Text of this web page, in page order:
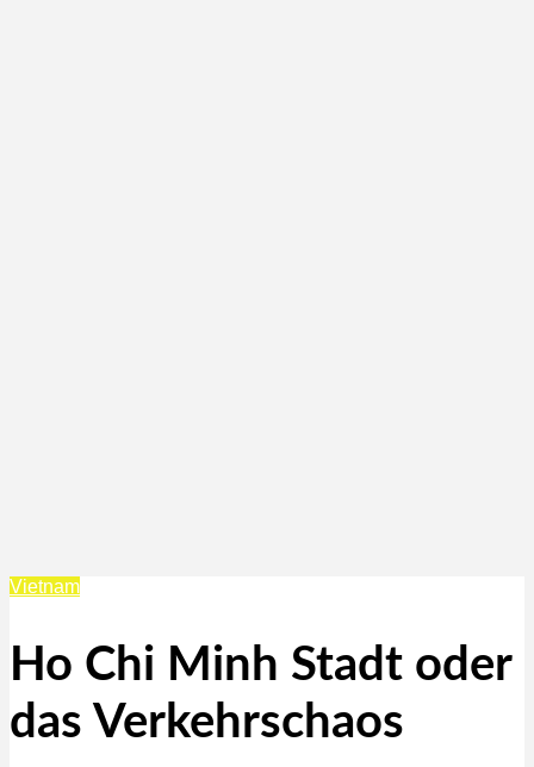
Vietnam
Ho Chi Minh Stadt oder
das Verkehrschaos